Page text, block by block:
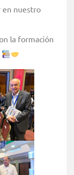
en nuestro
la formación